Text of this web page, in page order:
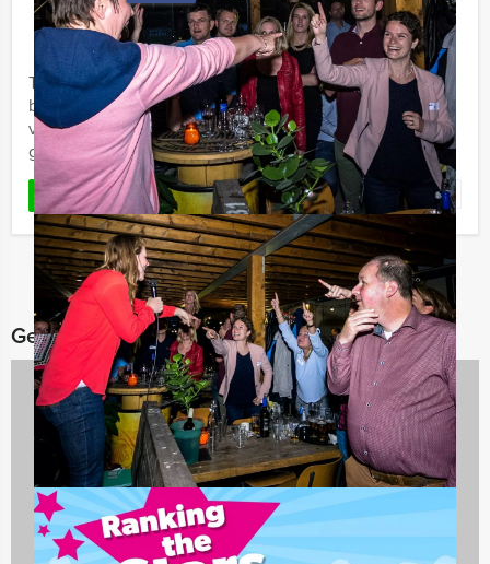
Vanaf € 22,50 p.p. excl. BTW
Vanaf 12 personen ‐ 2 uur en 30 minuten
Tijdens deze 'Old' Speurtocht van Prinsenstad Events
bezoeken jullie de oudste delen van Delft. Aan de hand
van verschillende vragen beleven jullie de rijke
geschiedenis ...
LEES MEER Favoriet
Gerelateerde categorieën
Quizzes
24 uitjes